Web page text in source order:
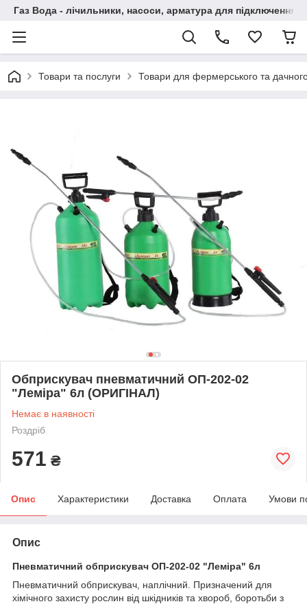
Газ Вода - лічильники, насоси, арматура для підключення,
Товари та послуги Товари для фермерського та
Обприскувач пневматичний ОП-202-02
"Леміра" 6л (ОРИГІНАЛ)
Немає в наявності
Роздріб
571 ₴
Опис Характеристики Доставка Оплата Умови
Опис
Пневматичний обприскувач ОП-202-02 "Лемiра" 6л
Пневматичний обприскувач, наплічний. Призначений для
хімічного захисту рослин від шкідників та хвороб, боротьби з